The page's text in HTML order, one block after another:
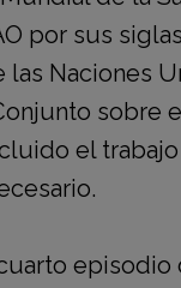
por sus
las Naciones
sobre
el